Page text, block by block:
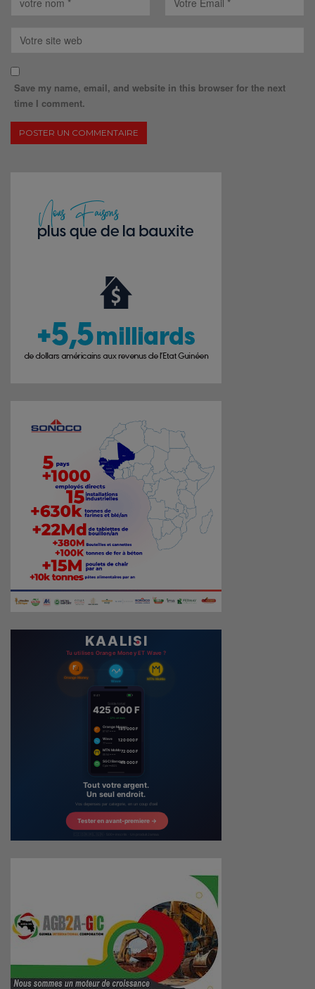
Save my name, email, and website in this browser for the next
time I comment.